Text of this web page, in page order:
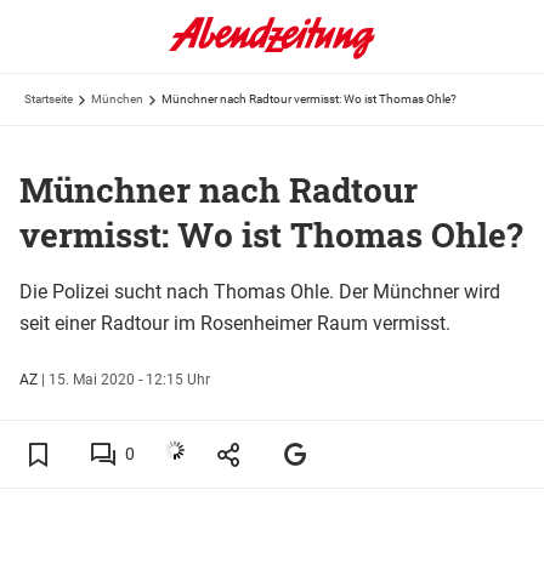
Startseite München Münchner nach Radtour vermisst: Wo ist Thomas Ohle?
Münchner nach Radtour
vermisst: Wo ist Thomas Ohle?
Die Polizei sucht nach Thomas Ohle. Der Münchner wird
seit einer Radtour im Rosenheimer Raum vermisst.
AZ | 15. Mai 2020 - 12:15 Uhr
0